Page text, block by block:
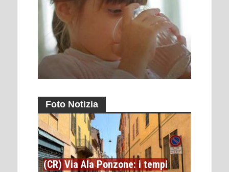
Foto Notizia
(CR) Via Ala Ponzone: i tempi